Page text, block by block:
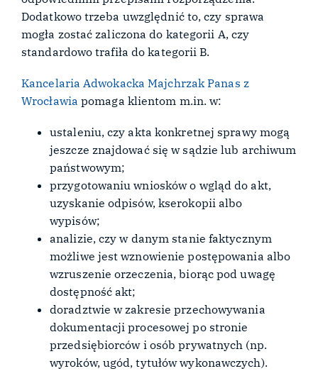
Dodatkowo trzeba uwzględnić to, czy sprawa
mogła zostać zaliczona do kategorii A, czy
standardowo trafiła do kategorii B.
Kancelaria Adwokacka Majchrzak Panas z
Wrocławia pomaga klientom m.in. w:
ustaleniu, czy akta konkretnej sprawy mogą
jeszcze znajdować się w sądzie lub archiwum
państwowym;
przygotowaniu wniosków o wgląd do akt,
uzyskanie odpisów, kserokopii albo
wypisów;
analizie, czy w danym stanie faktycznym
możliwe jest wznowienie postępowania albo
wzruszenie orzeczenia, biorąc pod uwagę
dostępność akt;
doradztwie w zakresie przechowywania
dokumentacji procesowej po stronie
przedsiębiorców i osób prywatnych (np.
wyroków, ugód, tytułów wykonawczych).